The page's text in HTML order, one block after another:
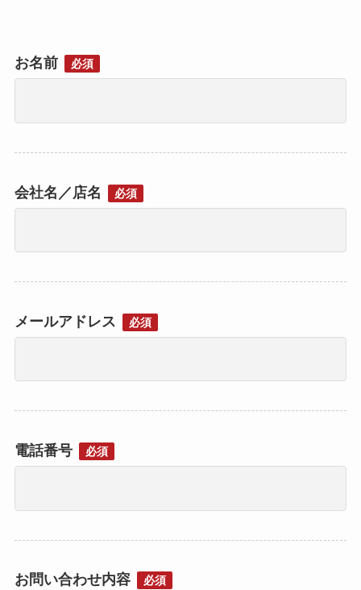
お名前 必須
会社名／店名 必須
メールアドレス 必須
電話番号 必須
お問い合わせ内容 必須